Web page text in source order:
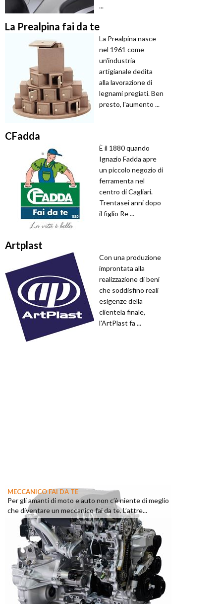
...
La Prealpina fai da te
La Prealpina nasce
nel 1961 come
un'industria
artigianale dedita
alla lavorazione di
legnami pregiati. Ben
presto, l'aumento ...
CFadda
È il 1880 quando
Ignazio Fadda apre
un piccolo negozio di
ferramenta nel
centro di Cagliari.
Trentasei anni dopo
il figlio Re ...
Artplast
Con una produzione
improntata alla
realizzazione di beni
che soddisfino reali
esigenze della
clientela finale,
l'ArtPlast fa ...
MECCANICO FAI DA TE
Per gli amanti di moto e auto non c’è niente di meglio
che diventare un meccanico fai da te. L’attre...